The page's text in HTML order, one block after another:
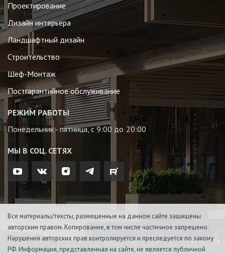
Проектирование
Дизайн интерьера
Ландшафтный дизайн
Строительство
Шеф-Монтаж
Постгарантийное обслуживание
РЕЖИМ РАБОТЫ
Понедельник - пятница, с 9:00 до 20:00
МЫ В СОЦ. СЕТЯХ
Все материалы/тексты, размещенные на данном сайте защищены
авторским правом. Копирование, в том числе частичное запрещено.
Нарушения авторских прав контролируется и преследуется по закону
РФ. Информация, представленная на сайте, не является публичной